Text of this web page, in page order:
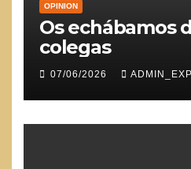
OPINION
Os echábamos
colegas
07/06/2026